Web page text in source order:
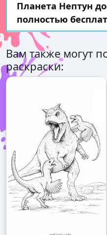
Планета Нептун
полностью
Вам также могут
раскраски: